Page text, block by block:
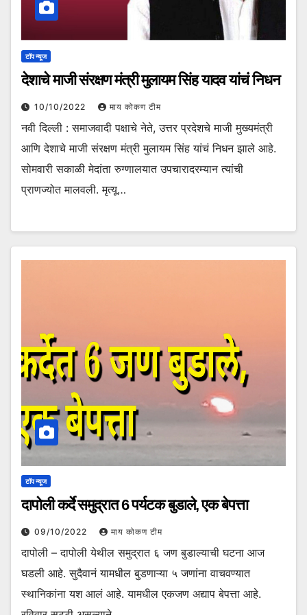
टॉप न्यूज
देशाचे माजी संरक्षण मंत्री मुलायम सिंह यादव यांचं निधन
10/10/2022 माय कोकण टीम
नवी दिल्ली : समाजवादी पक्षाचे नेते, उत्तर प्रदेशचे माजी मुख्यमंत्री
आणि देशाचे माजी संरक्षण मंत्री मुलायम सिंह यांचं निधन झाले आहे.
सोमवारी सकाळी मेदांता रुग्णालयात उपचारादरम्यान त्यांची
प्राणज्योत मालवली. मृत्यू…
टॉप न्यूज
दापोली कर्दे समुद्रात 6 पर्यटक बुडाले, एक बेपत्ता
09/10/2022 माय कोकण टीम
दापोली – दापोली येथील समुद्रात ६ जण बुडाल्याची घटना आज
घडली आहे. सुदैवानं यामधील बुडणाऱ्या ५ जणांना वाचवण्यात
स्थानिकांना यश आलं आहे. यामधील एकजण अद्याप बेपत्ता आहे.